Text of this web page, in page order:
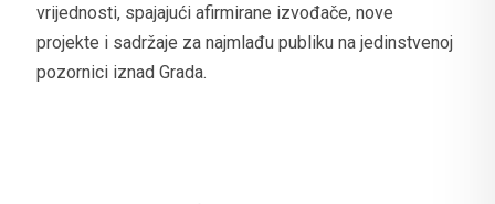
vrijednosti, spajajući afirmirane izvođače, nove
projekte i sadržaje za najmlađu publiku na jedinstvenoj
pozornici iznad Grada.